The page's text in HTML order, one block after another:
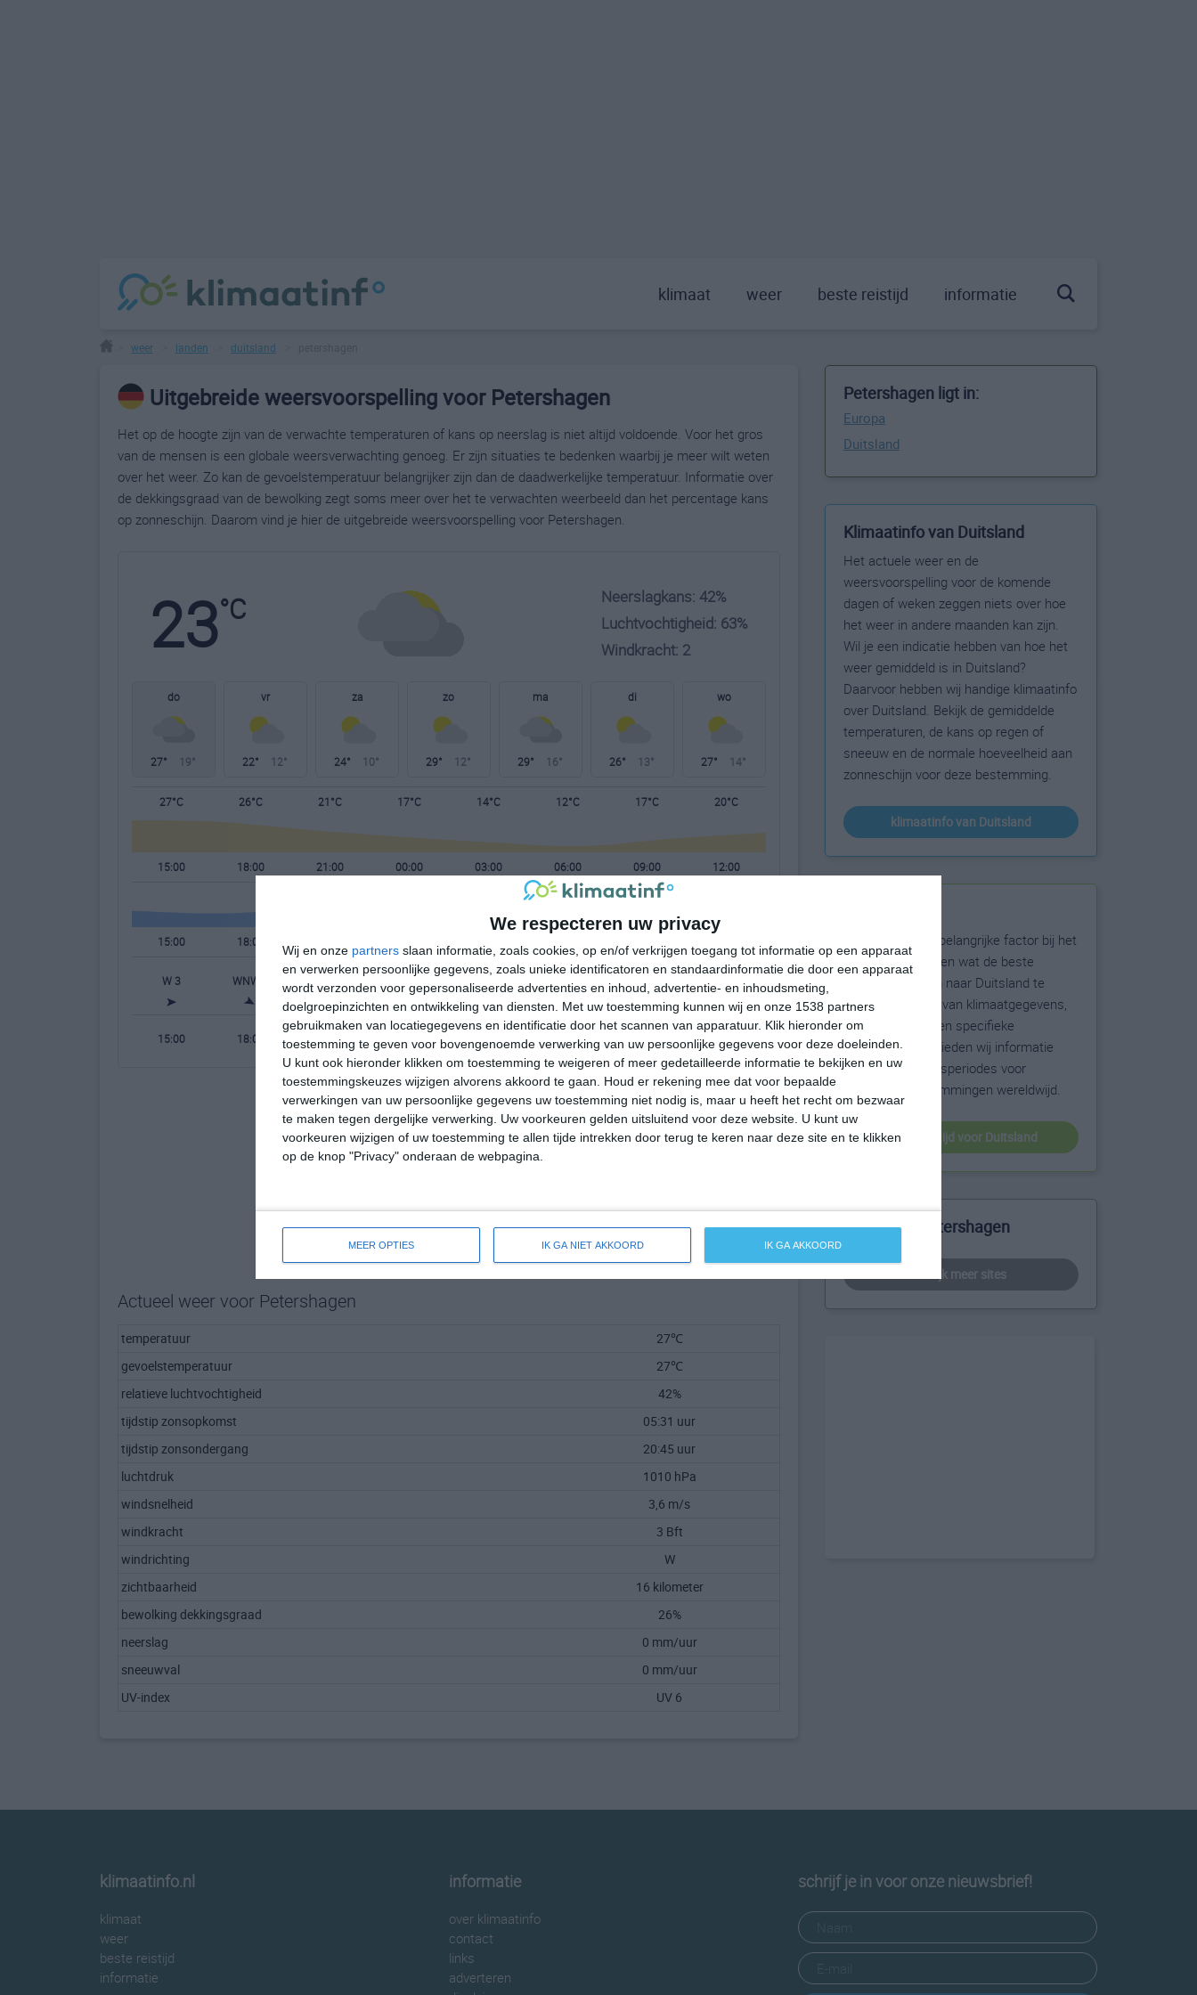
We respecteren uw privacy
Wij en onze partners slaan informatie, zoals cookies, op en/of verkrijgen toegang tot informatie op een apparaat
en verwerken persoonlijke gegevens, zoals unieke identificatoren en standaardinformatie die door een apparaat
wordt verzonden voor gepersonaliseerde advertenties en inhoud, advertentie- en inhoudsmeting,
doelgroepinzichten en ontwikkeling van diensten.
Met uw toestemming kunnen wij en onze 1538 partners
gebruikmaken van locatiegegevens en identificatie door het scannen van apparatuur. Klik hieronder om
toestemming te geven voor bovengenoemde verwerking van uw persoonlijke gegevens voor deze doeleinden.
U kunt ook hieronder klikken om toestemming te weigeren of meer gedetailleerde informatie te bekijken en uw
toestemmingskeuzes wijzigen alvorens akkoord te gaan.
Houd er rekening mee dat voor bepaalde
verwerkingen van uw persoonlijke gegevens uw toestemming niet nodig is, maar u heeft het recht om bezwaar
te maken tegen dergelijke verwerking. Uw voorkeuren gelden uitsluitend voor deze website. U kunt uw
voorkeuren wijzigen of uw toestemming te allen tijde intrekken door terug te keren naar deze site en te klikken
op de knop "Privacy" onderaan de webpagina.
MEER OPTIES IK GA NIET AKKOORD IK GA AKKOORD
klimaat weer beste reistijd informatie
weer landen duitsland
Uitgebreide weersvoorspelling voor Petershagen
Het op de hoogte zijn van de verwachte temperaturen of kans op neerslag is niet altijd voldoende. Voor het gros
van de mensen is een globale weersverwachting genoeg. Er zijn situaties te bedenken waarbij je meer wilt weten
over het weer. Zo kan de gevoelstemperatuur belangrijker zijn dan de daadwerkelijke temperatuur. Informatie over
de dekkingsgraad van de bewolking zegt soms meer over het te verwachten weerbeeld dan het percentage kans
op zonneschijn. Daarom vind je hier de uitgebreide weersvoorspelling voor Petershagen.
23°C
Neerslagkans: 42%
Luchtvochtigheid: 63%
Windkracht: 2
do
27° 19°
vr
22° 12°
za
24° 10°
zo
29° 12°
ma
29° 16°
di
26° 13°
wo
27° 14°
27°C 26°C 21°C 17°C 14°C 12°C 17°C 20°C
15:00 18:00 21:00 00:00 03:00 06:00 09:00 12:00
15:00 18:00
W 3 WNW 2 WNW 1 W 1 WNW 2 WNW 2
15:00 18:00 21:00 06:00
Actueel weer voor Petershagen
temperatuur
27℃
gevoelstemperatuur
27℃
relatieve luchtvochtigheid
42%
tijdstip zonsopkomst
05:31 uur
tijdstip zonsondergang
20:45 uur
luchtdruk
1010 hPa
windsnelheid
3,6 m/s
windkracht
3 Bft
windrichting
W
zichtbaarheid
16 kilometer
bewolking dekkingsgraad
26%
neerslag
0 mm/uur
sneeuwval
0 mm/uur
UV-index
UV 6
Petershagen ligt in:
Europa
Duitsland
Klimaatinfo van Duitsland
Het actuele weer en de
weersvoorspelling voor de komende
dagen of weken zeggen niets over hoe
het weer in andere maanden kan zijn.
Wil je een indicatie hebben van hoe het
weer gemiddeld is in Duitsland?
Daarvoor hebben wij handige klimaatinfo
over Duitsland. Bekijk de gemiddelde
temperaturen, de kans op regen of
sneeuw en de normale hoeveelheid aan
zonneschijn voor deze bestemming.
klimaatinfo van Duitsland
Het weer is een belangrijke factor bij het
reizen. Wil je weten wat de beste
maanden zijn om naar Duitsland te
reizen? Op basis van klimaatgegevens,
weersextremen en specifieke
weerinformatie bieden wij informatie
over de beste reisperiodes voor
duizenden bestemmingen wereldwijd.
beste reistijd voor Duitsland
Meer over Petershagen
bekijk meer sites
klimaatinfo.nl
klimaat
weer
beste reistijd
informatie
informatie
over klimaatinfo
contact
links
adverteren
schrijf je in voor onze nieuwsbrief!